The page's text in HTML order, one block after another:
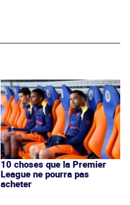
10 choses que la Premier
League ne pourra pas
acheter